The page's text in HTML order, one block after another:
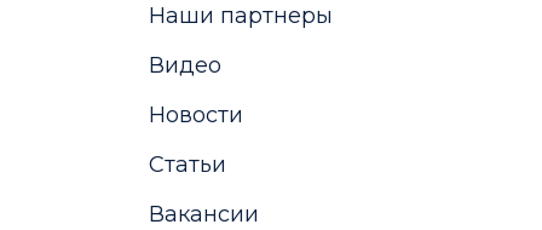
Наши партнеры
Видео
Новости
Статьи
Вакансии